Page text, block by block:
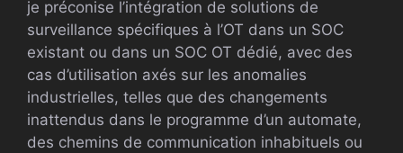
je préconise l’intégration de solutions de
surveillance spécifiques à l’OT dans un SOC
existant ou dans un SOC OT dédié, avec des
cas d’utilisation axés sur les anomalies
industrielles, telles que des changements
inattendus dans le programme d’un automate,
des chemins de communication inhabituels ou